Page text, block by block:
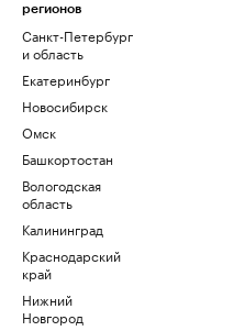
регионов
Санкт-Петербург
и область
Екатеринбург
Новосибирск
Омск
Башкортостан
Вологодская
область
Калининград
Краснодарский
край
Нижний
Новгород